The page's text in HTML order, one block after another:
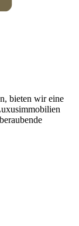
bieten wir eine